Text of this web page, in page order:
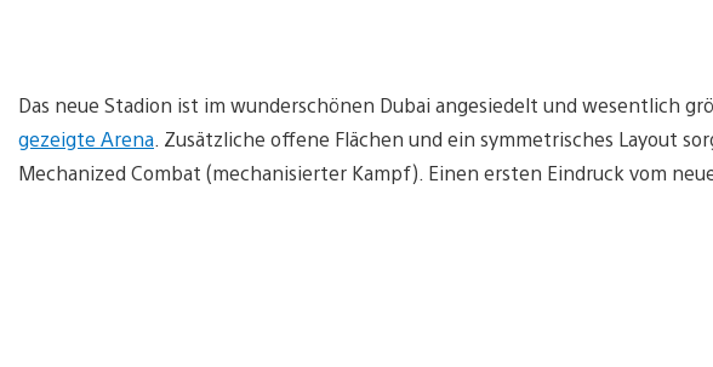
Das neue Stadion ist im wunderschönen Dubai angesiedelt und wesentlich
gezeigte Arena . Zusätzliche offene Flächen und ein symmetrisches Layout
Mechanized Combat (mechanisierter Kampf). Einen ersten Eindruck vom